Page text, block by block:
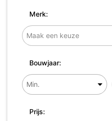
Merk:
Bouwjaar:
Prijs: